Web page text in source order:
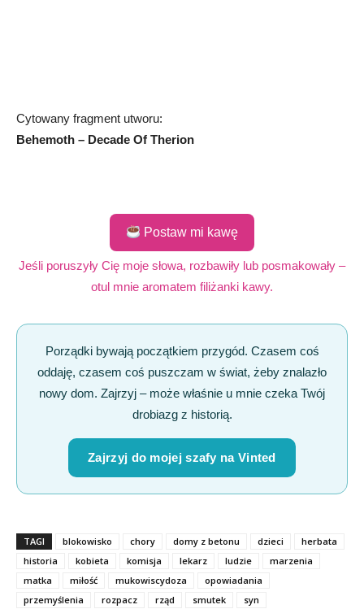
Cytowany fragment utworu:
Behemoth – Decade Of Therion
Postaw mi kawę
Jeśli poruszyły Cię moje słowa, rozbawiły lub posmakowały –
otul mnie aromatem filiżanki kawy.
Porządki bywają początkiem przygód. Czasem coś
oddaję, czasem coś puszczam w świat, żeby znalazło
nowy dom. Zajrzyj – może właśnie u mnie czeka Twój
drobiazg z historią.
Zajrzyj do mojej szafy na Vinted
TAGI blokowisko chory domy z betonu dzieci
herbata
historia
kobieta komisja lekarz ludzie
marzenia
matka
miłość mukowiscydoza
opowiadania
przemyślenia
rozpacz rząd smutek
syn